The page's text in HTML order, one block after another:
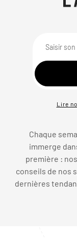
Lire
Chaque
immerge
première :
conseils de nos
dernières